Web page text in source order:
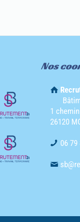
Nos
1
26120
06 79